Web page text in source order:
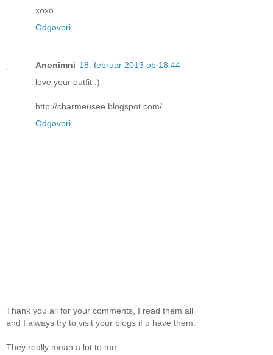
xoxo
Odgovori
Anonimni 18. februar 2013 ob 18:44
love your outfit :)
http://charmeusee.blogspot.com/
Odgovori
Thank you all for your comments, I read them all
and I always try to visit your blogs if u have them.
They really mean a lot to me,